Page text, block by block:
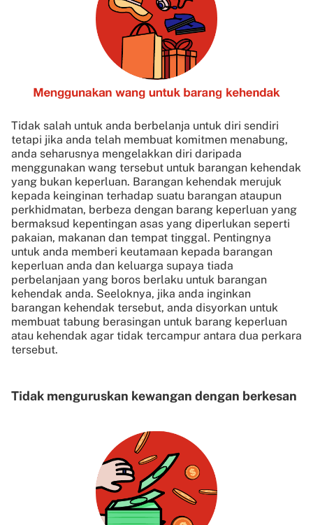
Tidak salah untuk anda berbelanja untuk diri sendiri
tetapi jika anda telah membuat komitmen menabung,
anda seharusnya mengelakkan diri daripada
menggunakan wang tersebut untuk barangan kehendak
yang bukan keperluan. Barangan kehendak merujuk
kepada keinginan terhadap suatu barangan ataupun
perkhidmatan, berbeza dengan barang keperluan yang
bermaksud kepentingan asas yang diperlukan seperti
pakaian, makanan dan tempat tinggal. Pentingnya
untuk anda memberi keutamaan kepada barangan
keperluan anda dan keluarga supaya tiada
perbelanjaan yang boros berlaku untuk barangan
kehendak anda. Seeloknya, jika anda inginkan
barangan kehendak tersebut, anda disyorkan untuk
membuat tabung berasingan untuk barang keperluan
atau kehendak agar tidak tercampur antara dua perkara
tersebut.
Tidak menguruskan kewangan dengan berkesan